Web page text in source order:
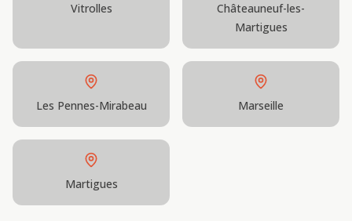
Vitrolles
Châteauneuf-les-
Martigues
Les Pennes-Mirabeau Marseille
Martigues